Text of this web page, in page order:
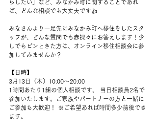
らしたい」など、みなかみ町に関することであれ
ば、どんな相談でも大丈夫です👍
みなさんより一足先にみなかみ町へ移住をしたスタ
ッフが、どんな質問でも赤裸々にお答えします！少
しでもピンときた方は、オンライン移住相談会に参
加してみませんか？
【日時】
3月13日（木）10:00～20:00
1時間あたり1組の個人相談です。 当日相談員2名で
参加いたします。ご家族やパートナーの方と一緒に
ご参加も大歓迎！ ※ご希望あれば時間多少前後でき
ます。